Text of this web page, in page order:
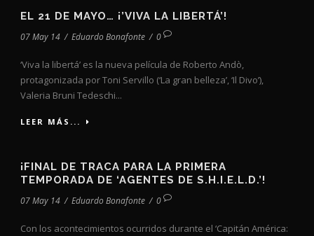
EL 21 DE MAYO… ¡’VIVA LA LIBERTÁ’!
07 May 14 / Eduardo Bonafonte / 0
‘Viva la libertá’ es la nueva película de Roberto Andò,
protagonizada por Toni Servillo (‘La gran belleza’, ‘Il Divo’),
Valeria Bruni Tedeschi...
LEER MÁS...
¡FINAL DE TRACA PARA LA PRIMERA
TEMPORADA DE ‘AGENTES DE S.H.I.E.L.D.’!
07 May 14 / Eduardo Bonafonte / 0
Con los acontecimientos ocurridos durante el ‘Capitán América: